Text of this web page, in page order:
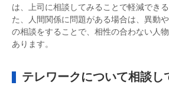
は、上司に相談してみることで軽減でき
た、人間関係に問題がある場合は、異動
の相談をすることで、相性の合わない人
あります。
テレワークについて相談し